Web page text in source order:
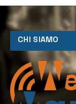
CHI SIAMO